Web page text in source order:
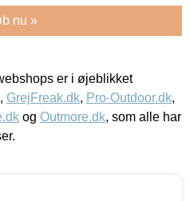
nu »
er i øjeblikket
, GrejFreak.dk, Pro-Outdoor.dk,
og Outmore.dk, som alle har